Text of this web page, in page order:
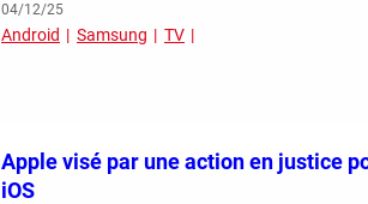
04/12/25
Android Samsung TV
Apple visé par une action en justice
iOS